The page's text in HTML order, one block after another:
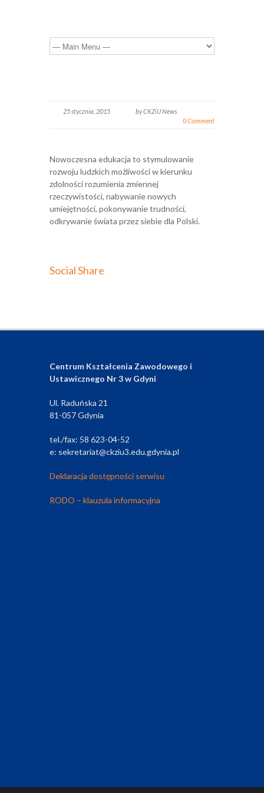
25 stycznia, 2015
by CKZiU News
0 Comment
Nowoczesna edukacja to stymulowanie
rozwoju ludzkich możliwości w kierunku
zdolności rozumienia zmiennej
rzeczywistości, nabywanie nowych
umiejętności, pokonywanie trudności,
odkrywanie świata przez siebie dla Polski.
Social Share
Centrum Kształcenia Zawodowego i
Ustawicznego Nr 3 w Gdyni
Ul. Raduńska 21
81-057 Gdynia
tel./fax: 58 623-04-52
e: sekretariat@ckziu3.edu.gdynia.pl
Deklaracja dostępności serwisu
RODO – klauzula informacyjna